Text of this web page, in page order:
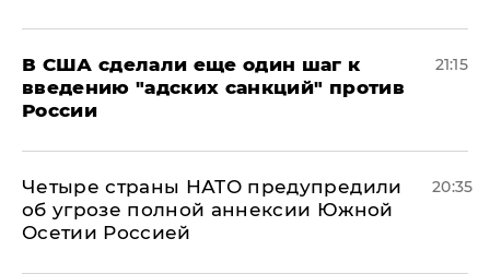
В США сделали еще один шаг к
введению "адских санкций" против
России
21:15
Четыре страны НАТО предупредили
об угрозе полной аннексии Южной
Осетии Россией
20:35